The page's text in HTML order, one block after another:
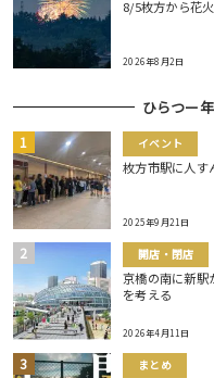
8/5枚方から花
2026年8月2日
ひらつー
イベント
枚方市駅に人す
2025年9月21日
開店・閉店
京橋の南に新駅
を考える
2026年4月11日
まとめ